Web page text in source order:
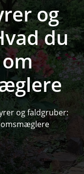
og
du
og faldgruber: